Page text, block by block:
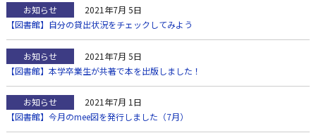
お知らせ
2021年7月 5日
【図書館】自分の貸出状況をチェックしてみよう
お知らせ
2021年7月 5日
【図書館】本学卒業生が共著で本を出版しました！
お知らせ
2021年7月 1日
【図書館】今月のmee図を発行しました（7月）